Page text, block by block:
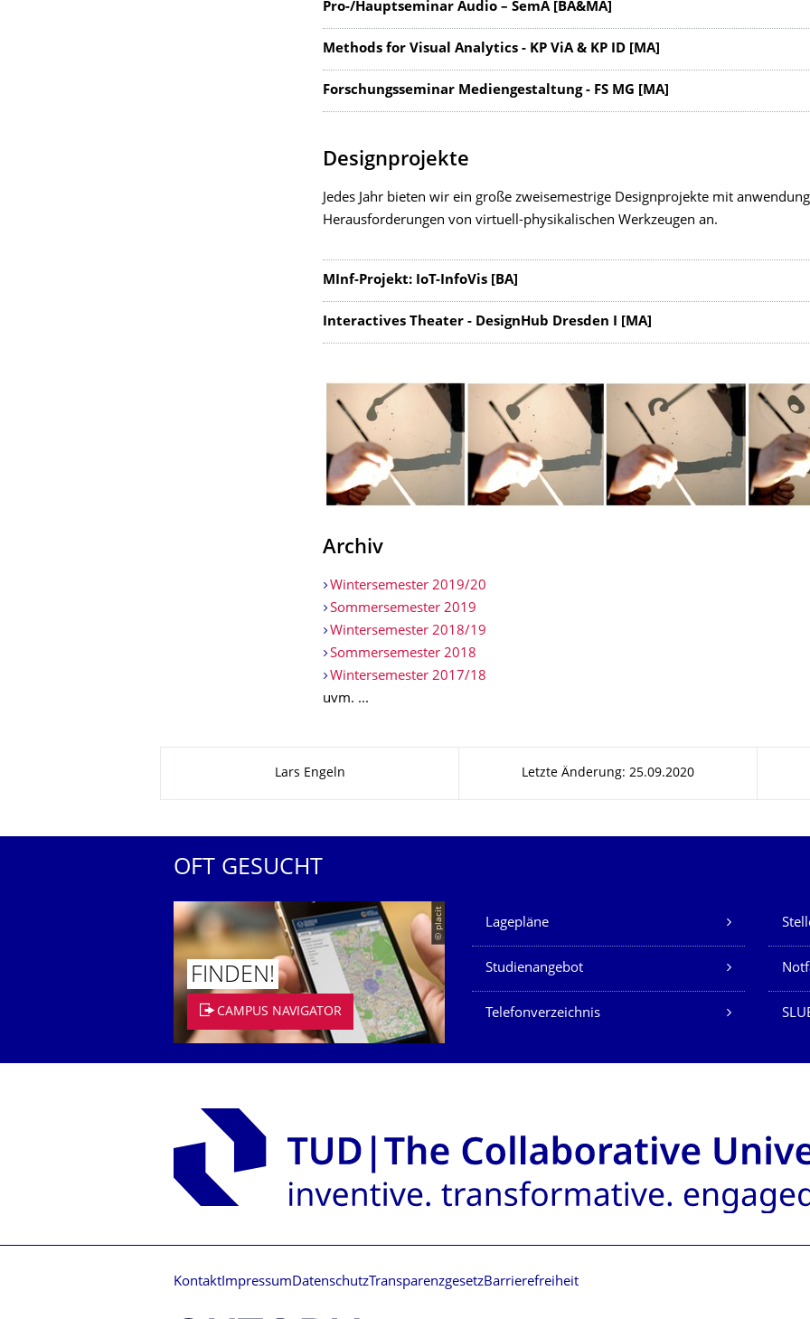
Pro-/Hauptseminar Audio – SemA [BA&MA]
Methods for Visual Analytics - KP ViA & KP ID [MA]
Forschungsseminar Mediengestaltung - FS MG [MA]
Designprojekte
Jedes Jahr bieten wir ein große zweisemestrige Designprojekte mit
Herausforderungen von virtuell-physikalischen Werkzeugen an.
MInf-Projekt: IoT-InfoVis [BA]
Interactives Theater - DesignHub Dresden I [MA]
Archiv
Wintersemester 2019/20
Sommersemester 2019
Wintersemester 2018/19
Sommersemester 2018
Wintersemester 2017/18
uvm. ...
Lars Engeln Letzte Änderung: 25.09.2020
OFT GESUCHT
© placit
FINDEN!
CAMPUS NAVIGATOR
Unsere Dienste
Lagepläne
Studienangebot
Telefonverzeichnis
Kontakt Impressum DatenschutzTransparenzgesetzBarrierefreiheit